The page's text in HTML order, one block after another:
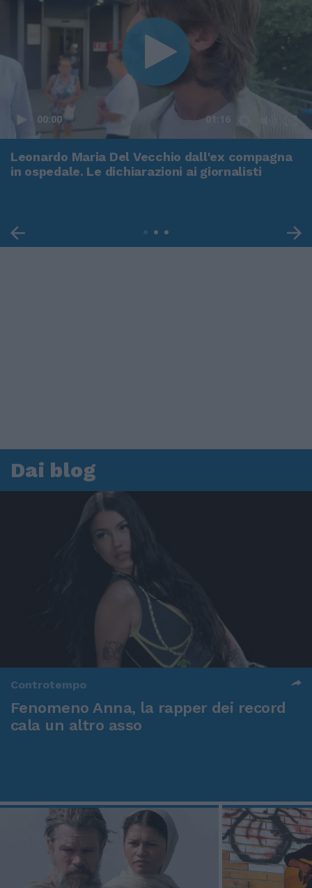
00:00 01:16
Leonardo Maria Del Vecchio dall'ex compagna
in ospedale. Le dichiarazioni ai giornalisti
Dai blog
Controtempo
Fenomeno Anna, la rapper dei record
cala un altro asso